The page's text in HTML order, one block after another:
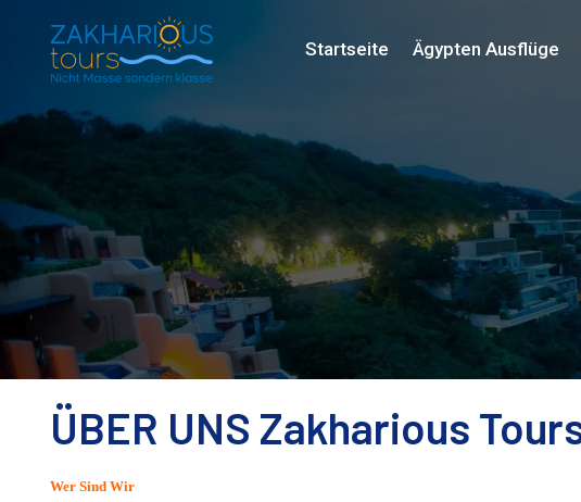
Startseite Ägypten Ausflüge
ÜBER UNS Zakharious
Wer Sind Wir